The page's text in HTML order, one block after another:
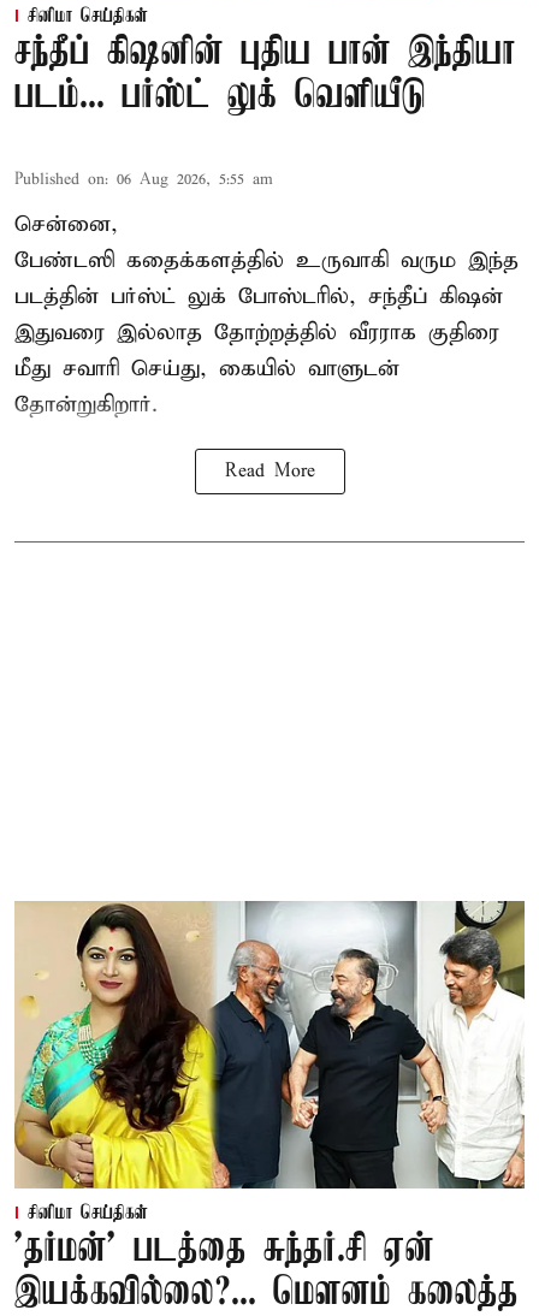
சினிமா செய்திகள்
சந்தீப் கிஷனின் புதிய பான் இந்தியா
படம்... பர்ஸ்ட் லுக் வெளியீடு
Published on: 06 Aug 2026, 5:55 am
சென்னை,
பேண்டஸி கதைக்களத்தில் உருவாகி வரும இந்த
படத்தின் பர்ஸ்ட் லுக் போஸ்டரில், சந்தீப் கிஷன்
இதுவரை இல்லாத தோற்றத்தில் வீரராக குதிரை
மீது சவாரி செய்து, கையில் வாளுடன்
தோன்றுகிறார்.
Read More
சினிமா செய்திகள்
'தர்மன்' படத்தை சுந்தர்.சி ஏன்
இயக்கவில்லை?... மௌனம் கலைத்த